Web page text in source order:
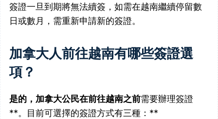
簽證一旦到期將無法續簽，如需在越南繼續停留數
日或數月，需重新申請新的簽證。
加拿大人前往越南有哪些簽證選
項？
是的，加拿大公民在前往越南之前需要辦理簽證
**。目前可選擇的簽證方式有三種：**